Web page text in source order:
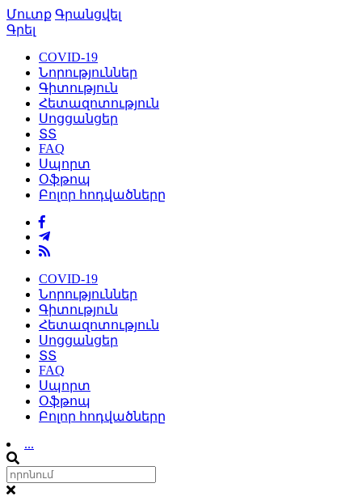
Մուտք Գրանցվել
Գրել
COVID-19
Նորություններ
Գիտություն
Հետազոտություն
Սոցցանցեր
ՏՏ
FAQ
Սպորտ
Օֆթոպ
Բոլոր հոդվածները
COVID-19
Նորություններ
Գիտություն
Հետազոտություն
Սոցցանցեր
ՏՏ
FAQ
Սպորտ
Օֆթոպ
Բոլոր հոդվածները
...